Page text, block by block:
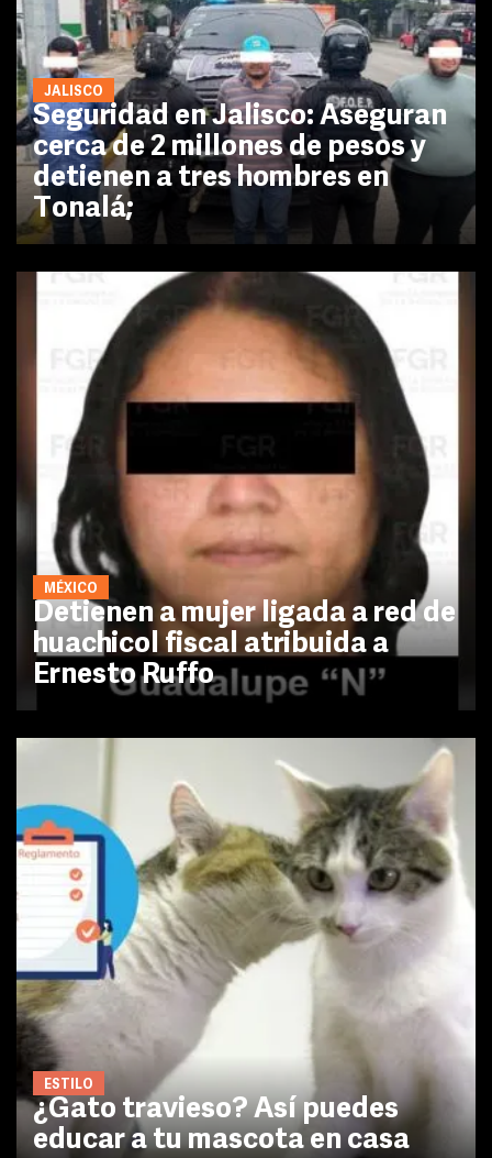
JALISCO
Seguridad en Jalisco: Aseguran
cerca de 2 millones de pesos y
detienen a tres hombres en
Tonalá;
MÉXICO
Detienen a mujer ligada a red de
huachicol fiscal atribuida a
Ernesto Ruffo
ESTILO
¿Gato travieso? Así puedes
educar a tu mascota en casa